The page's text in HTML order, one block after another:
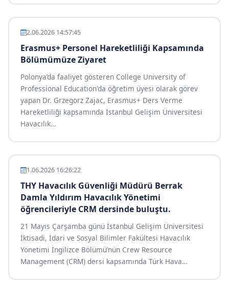
2.06.2026 14:57:45
Erasmus+ Personel Hareketliliği Kapsamında
Bölümümüze Ziyaret
Polonya’da faaliyet gösteren College University of
Professional Education'da öğretim üyesi olarak görev
yapan Dr. Grzegorz Zajac, Erasmus+ Ders Verme
Hareketliliği kapsamında İstanbul Gelişim Üniversitesi
Havacılık…
1.06.2026 16:26:22
THY Havacılık Güvenliği Müdürü Berrak
Damla Yıldırım Havacılık Yönetimi
öğrencileriyle CRM dersinde buluştu.
21 Mayıs Çarşamba günü İstanbul Gelişim Üniversitesi
İktisadi, İdari ve Sosyal Bilimler Fakültesi Havacılık
Yönetimi İngilizce Bölümü’nün Crew Resource
Management (CRM) dersi kapsamında Türk Hava…